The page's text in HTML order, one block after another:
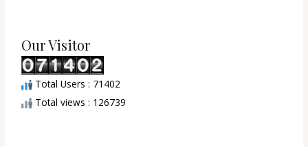
Our Visitor
Total Users : 71402
Total views : 126739